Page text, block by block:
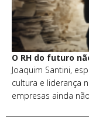
O RH do futuro
Joaquim Santini,
cultura e liderança
empresas ainda